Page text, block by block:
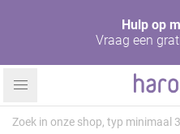
Hulp op
Vraag een